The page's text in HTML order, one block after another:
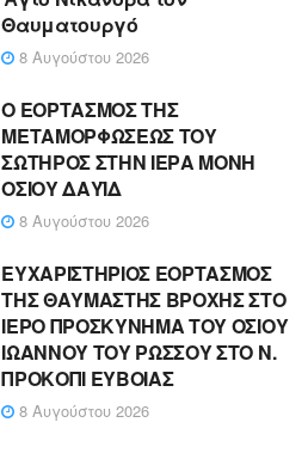
Θαυματουργό
8 Αυγούστου 2026
Ο ΕΟΡΤΑΣΜΟΣ ΤΗΣ
ΜΕΤΑΜΟΡΦΩΣΕΩΣ ΤΟΥ
ΣΩΤΗΡΟΣ ΣΤΗΝ ΙΕΡΑ ΜΟΝΗ
ΟΣΙΟΥ ΔΑΥΪΔ
8 Αυγούστου 2026
ΕΥΧΑΡΙΣΤΗΡΙΟΣ ΕΟΡΤΑΣΜΟΣ
ΤΗΣ ΘΑΥΜΑΣΤΗΣ ΒΡΟΧΗΣ ΣΤΟ
ΙΕΡΟ ΠΡΟΣΚΥΝΗΜΑ ΤΟΥ ΟΣΙΟΥ
ΙΩΑΝΝΟΥ ΤΟΥ ΡΩΣΣΟΥ ΣΤΟ Ν.
ΠΡΟΚΟΠΙ ΕΥΒΟΙΑΣ
8 Αυγούστου 2026